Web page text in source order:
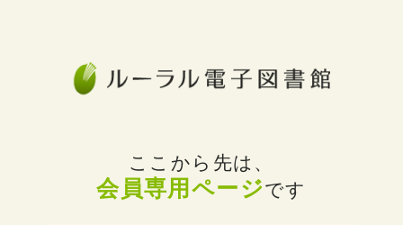
ここから先は、
会員専用ページです